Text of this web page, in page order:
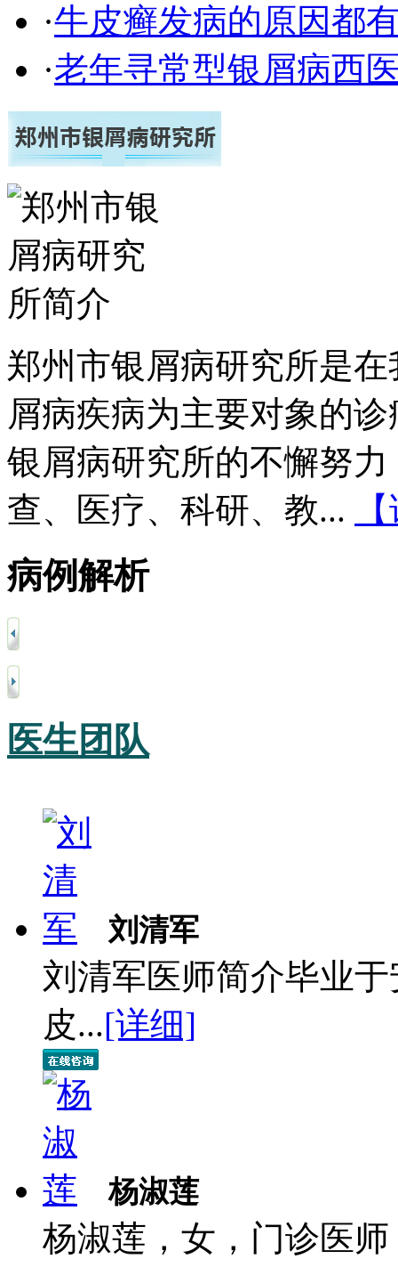
·牛皮癣发病的原因都
·老年寻常型银屑病西
郑州市银屑病研究所是
屑病疾病为主要对象的
银屑病研究所的不懈努
查、医疗、科研、教...
病例解析
医生团队
刘清军
刘清军医师简介毕业
皮...[详细]
杨淑莲
杨淑莲，女，门诊医